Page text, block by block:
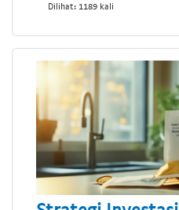
Dilihat: 1189 kali